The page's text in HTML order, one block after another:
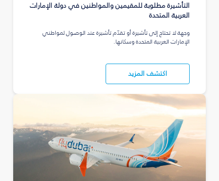
التأشيرة مطلوبة للمقيمين والمواطنين في دولة الإمارات
العربية المتحدة
وجهة لا تحتاج إلى تأشيرة أو تقدّم تأشيرة عند الوصول لمواطني
الإمارات العربية المتحدة وسكانها.
اكتشف المزيد